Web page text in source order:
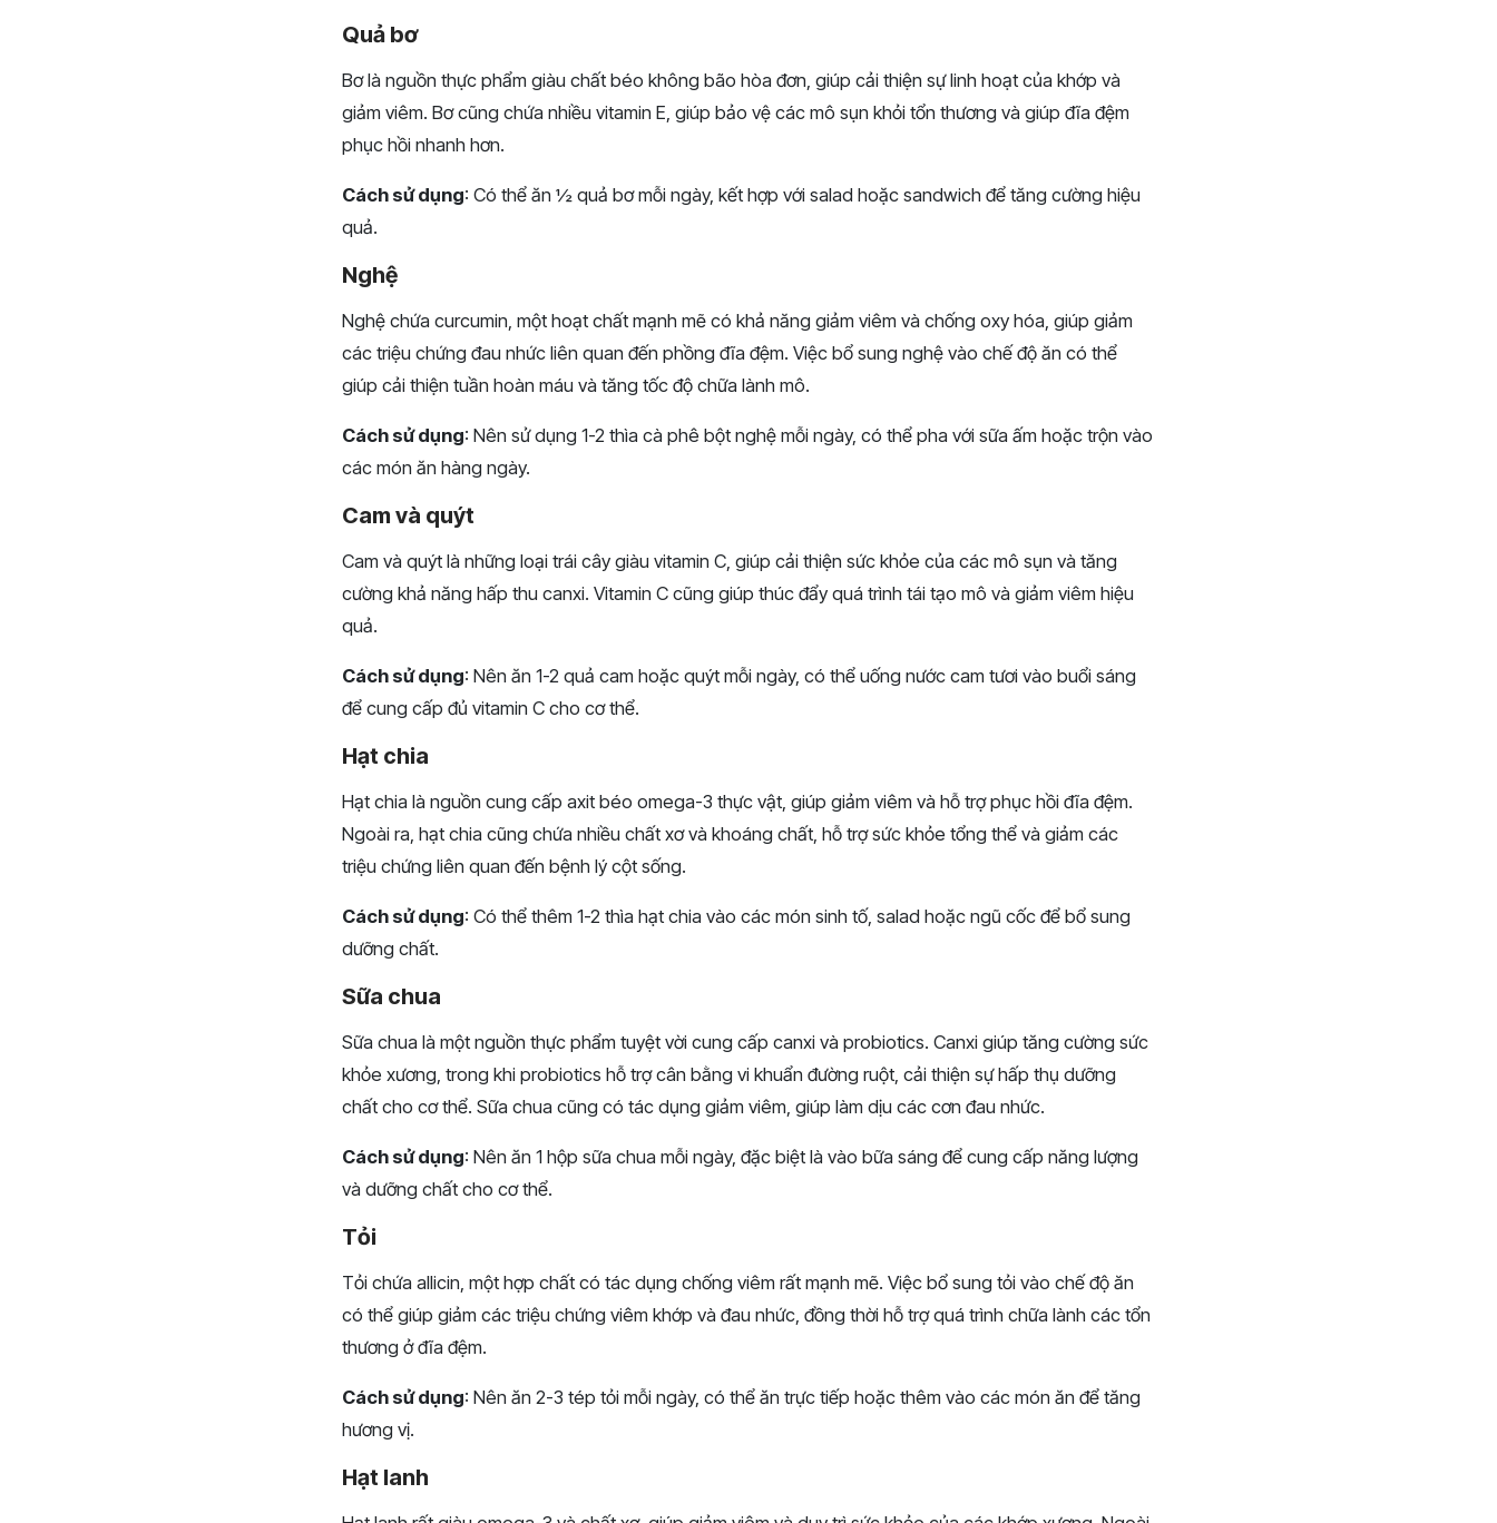
Quả bơ
Bơ là nguồn thực phẩm giàu chất béo không bão hòa đơn, giúp cải thiện sự linh hoạt của khớp và
giảm viêm. Bơ cũng chứa nhiều vitamin E, giúp bảo vệ các mô sụn khỏi tổn thương và giúp đĩa đệm
phục hồi nhanh hơn.
Cách sử dụng: Có thể ăn ½ quả bơ mỗi ngày, kết hợp với salad hoặc sandwich để tăng cường hiệu
quả.
Nghệ
Nghệ chứa curcumin, một hoạt chất mạnh mẽ có khả năng giảm viêm và chống oxy hóa, giúp giảm
các triệu chứng đau nhức liên quan đến phồng đĩa đệm. Việc bổ sung nghệ vào chế độ ăn có thể
giúp cải thiện tuần hoàn máu và tăng tốc độ chữa lành mô.
Cách sử dụng: Nên sử dụng 1-2 thìa cà phê bột nghệ mỗi ngày, có thể pha với sữa ấm hoặc trộn vào
các món ăn hàng ngày.
Cam và quýt
Cam và quýt là những loại trái cây giàu vitamin C, giúp cải thiện sức khỏe của các mô sụn và tăng
cường khả năng hấp thu canxi. Vitamin C cũng giúp thúc đẩy quá trình tái tạo mô và giảm viêm hiệu
quả.
Cách sử dụng: Nên ăn 1-2 quả cam hoặc quýt mỗi ngày, có thể uống nước cam tươi vào buổi sáng
để cung cấp đủ vitamin C cho cơ thể.
Hạt chia
Hạt chia là nguồn cung cấp axit béo omega-3 thực vật, giúp giảm viêm và hỗ trợ phục hồi đĩa đệm.
Ngoài ra, hạt chia cũng chứa nhiều chất xơ và khoáng chất, hỗ trợ sức khỏe tổng thể và giảm các
triệu chứng liên quan đến bệnh lý cột sống.
Cách sử dụng: Có thể thêm 1-2 thìa hạt chia vào các món sinh tố, salad hoặc ngũ cốc để bổ sung
dưỡng chất.
Sữa chua
Sữa chua là một nguồn thực phẩm tuyệt vời cung cấp canxi và probiotics. Canxi giúp tăng cường sức
khỏe xương, trong khi probiotics hỗ trợ cân bằng vi khuẩn đường ruột, cải thiện sự hấp thụ dưỡng
chất cho cơ thể. Sữa chua cũng có tác dụng giảm viêm, giúp làm dịu các cơn đau nhức.
Cách sử dụng: Nên ăn 1 hộp sữa chua mỗi ngày, đặc biệt là vào bữa sáng để cung cấp năng lượng
và dưỡng chất cho cơ thể.
Tỏi
Tỏi chứa allicin, một hợp chất có tác dụng chống viêm rất mạnh mẽ. Việc bổ sung tỏi vào chế độ ăn
có thể giúp giảm các triệu chứng viêm khớp và đau nhức, đồng thời hỗ trợ quá trình chữa lành các tổn
thương ở đĩa đệm.
Cách sử dụng: Nên ăn 2-3 tép tỏi mỗi ngày, có thể ăn trực tiếp hoặc thêm vào các món ăn để tăng
hương vị.
Hạt lanh